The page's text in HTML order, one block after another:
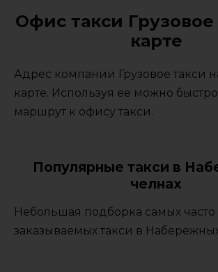
Офис такси Грузовое
карте
Адрес компании Грузовое такси
карте. Используя ее можно
маршрут к офису такси.
Популярные такси в
челнах
Небольшая подборка самых часто
заказываемых такси в